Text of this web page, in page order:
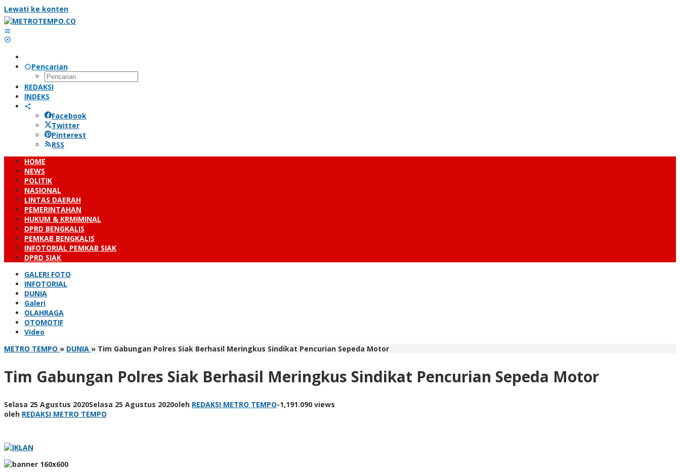
Lewati ke konten
Pencarian
REDAKSI
INDEKS
Facebook
Twitter
Pinterest
RSS
HOME
NEWS
POLITIK
NASIONAL
LINTAS DAERAH
PEMERINTAHAN
HUKUM & KRMIMINAL
DPRD BENGKALIS
PEMKAB BENGKALIS
INFOTORIAL PEMKAB SIAK
DPRD SIAK
GALERI FOTO
INFOTORIAL
DUNIA
Galeri
OLAHRAGA
OTOMOTIF
Video
METRO TEMPO » DUNIA » Tim Gabungan Polres Siak Berhasil Meringkus Sindikat Pencurian Sepeda Motor
Tim Gabungan Polres Siak Berhasil Meringkus Sindikat Pencurian Sepeda Motor
Selasa 25 Agustus 2020Selasa 25 Agustus 2020oleh REDAKSI METRO TEMPO-1,191.090 views
oleh REDAKSI METRO TEMPO